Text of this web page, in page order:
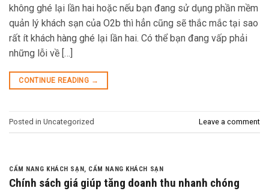
không ghé lại lần hai hoặc nếu bạn đang sử dụng phần mềm
quản lý khách sạn của O2b thì hẳn cũng sẽ thắc mắc tại sao
rất ít khách hàng ghé lại lần hai. Có thể bạn đang vấp phải
những lỗi về […]
CONTINUE READING →
Posted in Uncategorized Leave a comment
CẨM NANG KHÁCH SẠN , CẨM NANG KHÁCH SẠN
Chính sách giá giúp tăng doanh thu nhanh chóng